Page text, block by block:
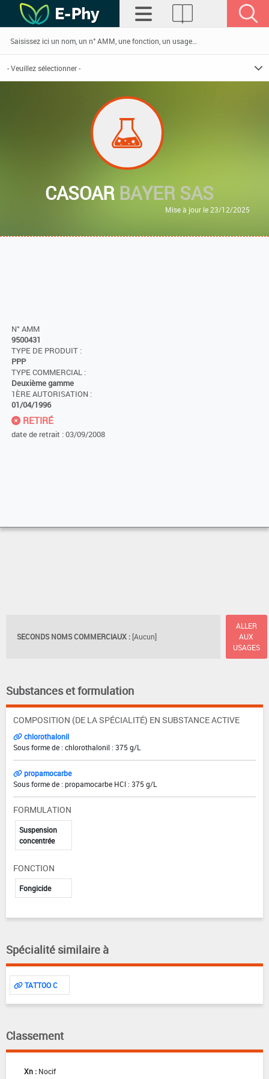
CASOAR BAYER SAS
Mise à jour le 23/12/2025
N° AMM
9500431
TYPE DE PRODUIT :
PPP
TYPE COMMERCIAL :
Deuxième gamme
1ÈRE AUTORISATION :
01/04/1996
RETIRÉ
date de retrait : 03/09/2008
SECONDS NOMS COMMERCIAUX : [Aucun]
ALLER
AUX
USAGES
Substances et formulation
COMPOSITION (DE LA SPÉCIALITÉ) EN SUBSTANCE ACTIVE
chlorothalonil
Sous forme de : chlorothalonil : 375 g/L
propamocarbe
Sous forme de : propamocarbe HCl : 375 g/L
FORMULATION
Suspension
concentrée
FONCTION
Fongicide
Spécialité similaire à
TATTOO C
Classement
Xn : Nocif